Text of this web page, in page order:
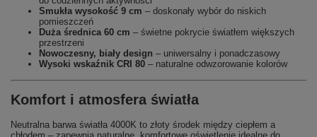
Smukła wysokość 9 cm – doskonały wybór do niskich
pomieszczeń
Duża średnica 60 cm – świetne pokrycie światłem większych
przestrzeni
Nowoczesny, biały design – uniwersalny i ponadczasowy
Wysoki wskaźnik CRI 80 – naturalne odwzorowanie kolorów
Komfort i atmosfera światła
Neutralna barwa światła 4000K to złoty środek między ciepłem a